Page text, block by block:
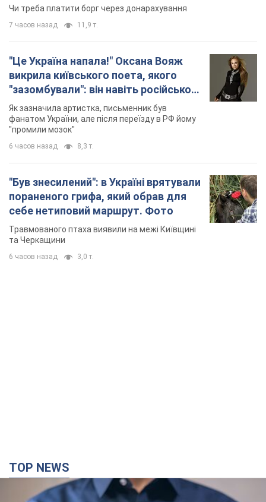
Чи треба платити борг через донарахування
7 часов назад 11,9 т.
"Це Україна напала!" Оксана Вояж
викрила київського поета, якого
"зазомбували": він навіть російської
не знав, а тепер хоче геноциду
українців
Як зазначила артистка, письменник був
фанатом України, але після переїзду в РФ йому
"промили мозок"
6 часов назад 8,3 т.
"Був знесилений": в Україні врятували
пораненого грифа, який обрав для
себе нетиповий маршрут. Фото
Травмованого птаха виявили на межі Київщині
та Черкащини
6 часов назад 3,0 т.
TOP NEWS